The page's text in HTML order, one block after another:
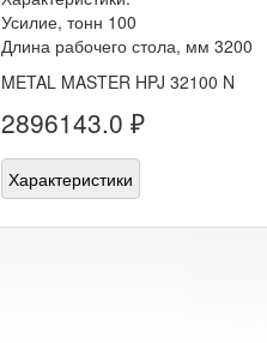
Усилие, тонн 100
Длина рабочего стола, мм 3200
METAL MASTER HPJ 32100 N
2896143.0 ₽
Характеристики